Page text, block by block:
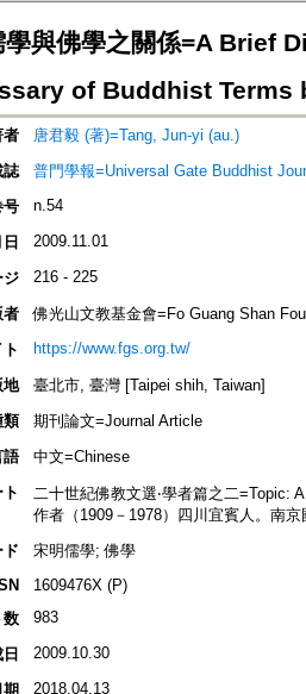
學與佛學之關係=A
of Buddhist Terms
者
唐君毅 (著)=Tang, Jun-yi (au.)
誌
普門學報=Universal Gate Buddhist
号
n.54
2009.11.01
ジ 216 - 225
者
佛光山文教基金會=Fo Guang Shan
https://www.fgs.org.tw/
地
臺北市, 臺灣 [Taipei shih, Taiwan]
類
期刊論文=Journal Article
語
中文=Chinese
二十世紀佛教文選‧學者篇之二=Topic:
作者（1909－1978）四川宜賓人。南
ド
宋明儒學; 佛學
1609476X (P)
数
983
2009.10.30
2018.04.13